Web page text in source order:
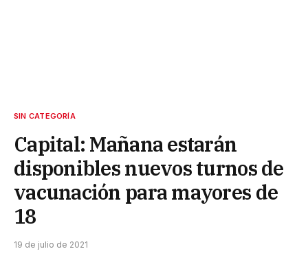
SIN CATEGORÍA
Capital: Mañana estarán
disponibles nuevos turnos de
vacunación para mayores de
18
19 de julio de 2021